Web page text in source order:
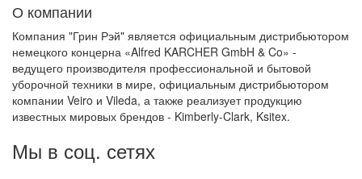
О компании
Компания "Грин Рэй" является официальным дистрибьютором
немецкого концерна «Alfred KARCHER GmbH & Co» -
ведущего производителя профессиональной и бытовой
уборочной техники в мире, официальным дистрибьютором
компании Veiro и Vileda, а также реализует продукцию
известных мировых брендов - Kimberly-Clark, Ksitex.
Мы в соц. сетях